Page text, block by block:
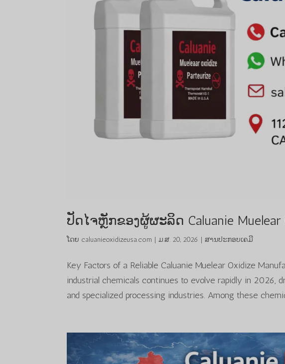
ປັດໄຈຫຼັກຂອງຜູ້ຜະລິດ Caluanie
ໂດຍ caluanieoxidizeusa.com |ມ.ສ. 20, 2026 |ສານປະກອບເຄມີ
Key Factors of a Reliable Caluanie Muelear Oxidize
industrial chemicals continues to evolve rapidly in 2026,
and specialized processing industries. Among these